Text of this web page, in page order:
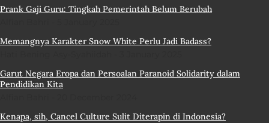
Prank Gaji Guru: Tingkah Pemerintah Belum Berubah
Memangnya Karakter Snow White Perlu Jadi Badass?
Garut Negara Eropa dan Persoalan Paranoid Solidarity dalam
Pendidikan Kita
Kenapa, sih, Cancel Culture Sulit Diterapin di Indonesia?